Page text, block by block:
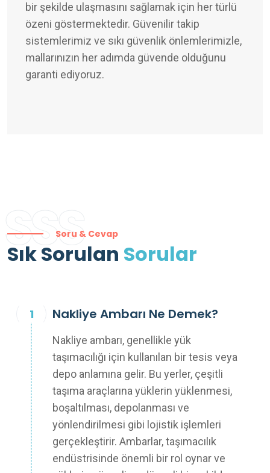
bir şekilde ulaşmasını sağlamak için her türlü
özeni göstermektedir. Güvenilir takip
sistemlerimiz ve sıkı güvenlik önlemlerimizle,
mallarınızın her adımda güvende olduğunu
garanti ediyoruz.
SSSSoru & Cevap
Sık Sorulan Sorular
Nakliye Ambarı Ne Demek?
Nakliye ambarı, genellikle yük
taşımacılığı için kullanılan bir tesis veya
depo anlamına gelir. Bu yerler, çeşitli
taşıma araçlarına yüklerin yüklenmesi,
boşaltılması, depolanması ve
yönlendirilmesi gibi lojistik işlemleri
gerçekleştirir. Ambarlar, taşımacılık
endüstrisinde önemli bir rol oynar ve